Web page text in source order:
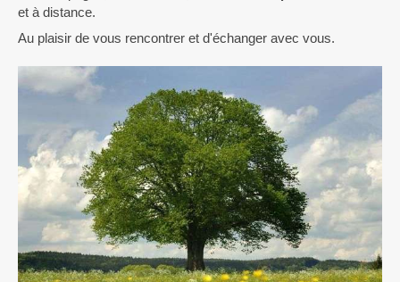
et à distance.
Au plaisir de vous rencontrer et d'échanger avec vous.